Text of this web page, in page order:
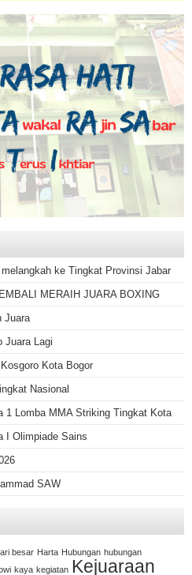
ke Tingkat Provinsi Jabar
MERAIH JUARA BOXING
Juara
Juara Lagi
Kota Bogor
Nasional
1 Lomba MMA Striking Tingkat Kota
I Olimpiade Sains
SAW
besar Harta Hubungan hubungan
kaya kegiatan Kejuaraan